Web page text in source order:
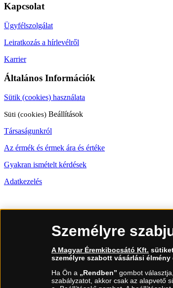
Kapcsolat
Ügyfélszolgálat
Leiratkozás a hírlevélről
Karrier
Általános Információk
Sütik (cookies) használata
Süti (cookies) Beállítások
Társaságunkról
Az érmék és érmek ára és értéke
Gyakran ismételt kérdések
Adatkezelés
(díjmentesen hívható hétfőtől csütörtökig 9.00 és
Személyre
A Magyar Éremkibocsátó Kft.
személyre szabott vásárlási
Ha Ön a „Rendben” gombot
szabályzatot, akkor csak az alapvető